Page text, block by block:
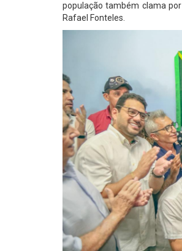
população também clama
Rafael Fonteles.